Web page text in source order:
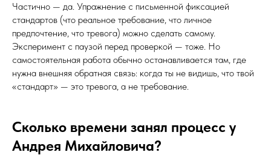
Частично — да. Упражнение с письменной фиксацией
стандартов (что реальное требование, что личное
предпочтение, что тревога) можно сделать самому.
Эксперимент с паузой перед проверкой — тоже. Но
самостоятельная работа обычно останавливается там, где
нужна внешняя обратная связь: когда ты не видишь, что твой
«стандарт» — это тревога, а не требование.
Сколько времени занял процесс у
Андрея Михайловича?